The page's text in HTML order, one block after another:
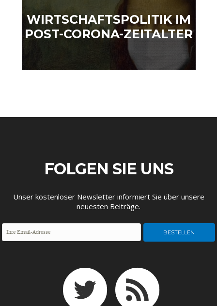
DAS POST-CORONA-
ZEITALTER
STATUS QUO DER
ÖKONOMENSZENE
OUTPUT GAP
WIRTSCHAFTSPOLITIK IM
POST-CORONA-ZEITALTER
FOLGEN SIE UNS
Unser kostenloser Newsletter informiert Sie über unsere
neuesten Beiträge.